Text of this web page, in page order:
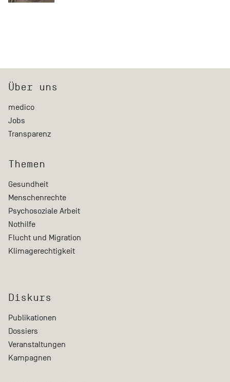
Über uns
medico
Jobs
Transparenz
Themen
Gesundheit
Menschenrechte
Psychosoziale Arbeit
Nothilfe
Flucht und Migration
Klimagerechtigkeit
Diskurs
Publikationen
Dossiers
Veranstaltungen
Kampagnen